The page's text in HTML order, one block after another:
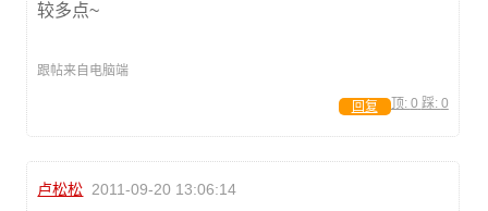
较多点~
跟帖来自电脑端
顶: 0 踩: 0
回复
卢松松 2011-09-20 13:06:14